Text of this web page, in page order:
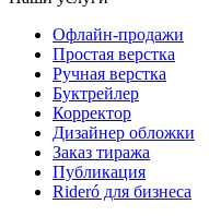
Офлайн-продажи
Простая верстка
Ручная верстка
Буктрейлер
Корректор
Дизайнер обложки
Заказ тиража
Публикация
Rideró для бизнеса